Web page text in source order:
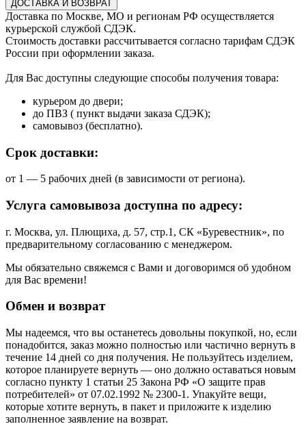
ДОСТАВКА И ВОЗВРАТ
Доставка по Москве, МО и регионам РФ осуществляется
курьерской службой СДЭК.
Стоимость доставки рассчитывается согласно тарифам СДЭК
России при оформлении заказа.
Для Вас доступны следующие способы получения товара:
курьером до двери;
до ПВЗ ( пункт выдачи заказа СДЭК);
самовывоз (бесплатно).
Срок доставки:
от 1 — 5 рабочих дней (в зависимости от региона).
Услуга самовывоза доступна по адресу:
г. Москва, ул. Плющиха, д. 57, стр.1, СК «Буревестник», по
предварительному согласованию с менеджером.
Мы обязательно свяжемся с Вами и договоримся об удобном
для Вас времени!
Обмен и возврат
Мы надеемся, что вы останетесь довольны покупкой, но, если
понадобится, заказ можно полностью или частично вернуть в
течение 14 дней со дня получения. Не пользуйтесь изделием,
которое планируете вернуть — оно должно оставаться новым
согласно пункту 1 статьи 25 Закона РФ «О защите прав
потребителей» от 07.02.1992 № 2300-1. Упакуйте вещи,
которые хотите вернуть, в пакет и приложите к изделию
заполненное заявление на возврат.